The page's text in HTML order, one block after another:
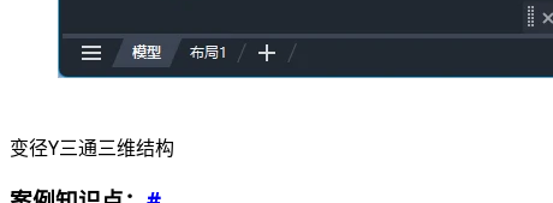
变径Y三通三维结构